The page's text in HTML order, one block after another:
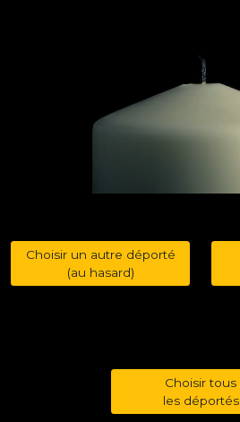
Choisir un autre déporté
(au hasard)
Choisir tous
les déportés